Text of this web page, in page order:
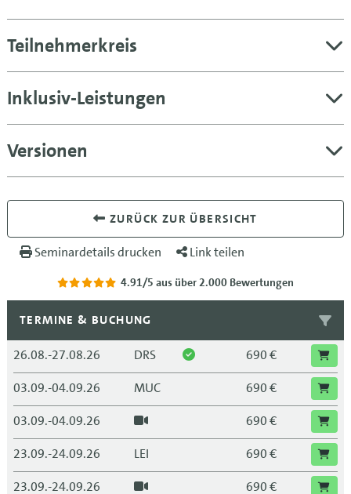
Teilnehmerkreis
Inklusiv-Leistungen
Versionen
ZURÜCK ZUR ÜBERSICHT
Seminardetails drucken Link teilen
4.91/5 aus über 2.000 Bewertungen
TERMINE & BUCHUNG
26.08.-27.08.26 DRS
690 €
03.09.-04.09.26
MUC
690 €
03.09.-04.09.26
690 €
23.09.-24.09.26
LEI
690 €
23.09.-24.09.26
690 €